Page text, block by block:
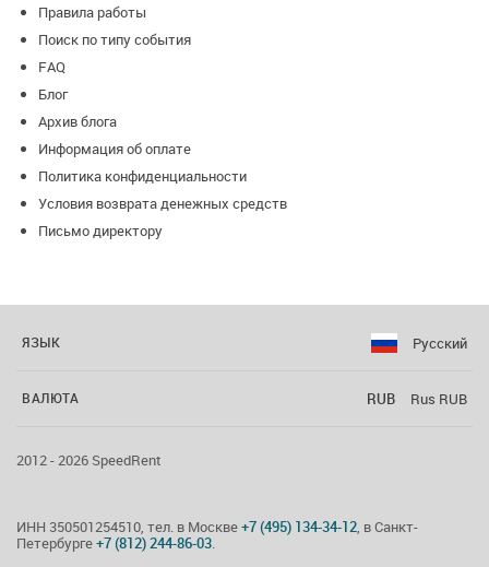
Правила работы
Поиск по типу события
FAQ
Блог
Архив блога
Информация об оплате
Политика конфиденциальности
Условия возврата денежных средств
Письмо директору
ЯЗЫК Русский
ВАЛЮТА RUB Rus RUB
2012 - 2026 SpeedRent
ИНН 350501254510, тел. в Москве+7 (495) 134-34-12, в Санкт-
Петербурге+7 (812) 244-86-03.